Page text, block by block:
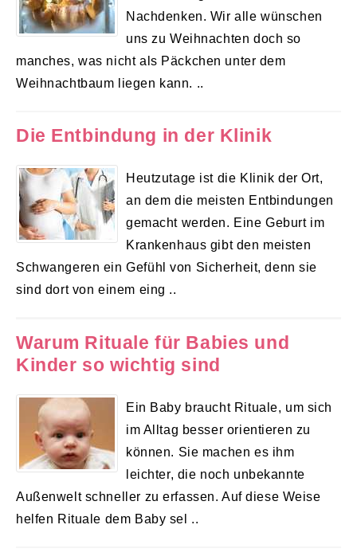
Nachdenken. Wir alle wünschen
uns zu Weihnachten doch so
manches, was nicht als Päckchen unter dem
Weihnachtbaum liegen kann. ..
Die Entbindung in der Klinik
Heutzutage ist die Klinik der Ort,
an dem die meisten Entbindungen
gemacht werden. Eine Geburt im
Krankenhaus gibt den meisten
Schwangeren ein Gefühl von Sicherheit, denn sie
sind dort von einem eing ..
Warum Rituale für Babies und
Kinder so wichtig sind
Ein Baby braucht Rituale, um sich
im Alltag besser orientieren zu
können. Sie machen es ihm
leichter, die noch unbekannte
Außenwelt schneller zu erfassen. Auf diese Weise
helfen Rituale dem Baby sel ..